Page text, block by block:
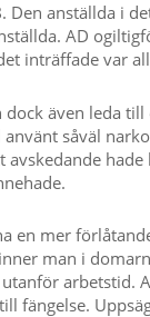
. Den anställda i
AD
inträffade var
även leda
såväl
avskedande
en mer
man i
arbetstid.
fängelse.